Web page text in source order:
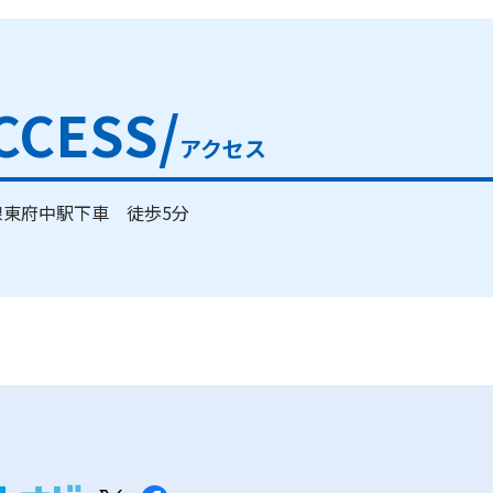
アクセス
東府中駅下車 徒歩5分